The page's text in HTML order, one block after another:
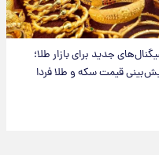
جدید برای بازار طلا؛
قیمت سکه و طلا فردا